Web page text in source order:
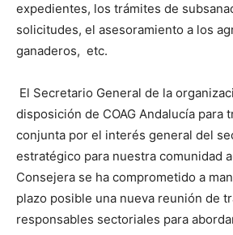
expedientes, los trámites de
solicitudes, el asesoramiento a los
ganaderos, etc.
El Secretario General de la
disposición de COAG Andalucía para
conjunta por el interés general del
estratégico para nuestra comunidad
Consejera se ha comprometido a
plazo posible una nueva reunión de
responsables sectoriales para